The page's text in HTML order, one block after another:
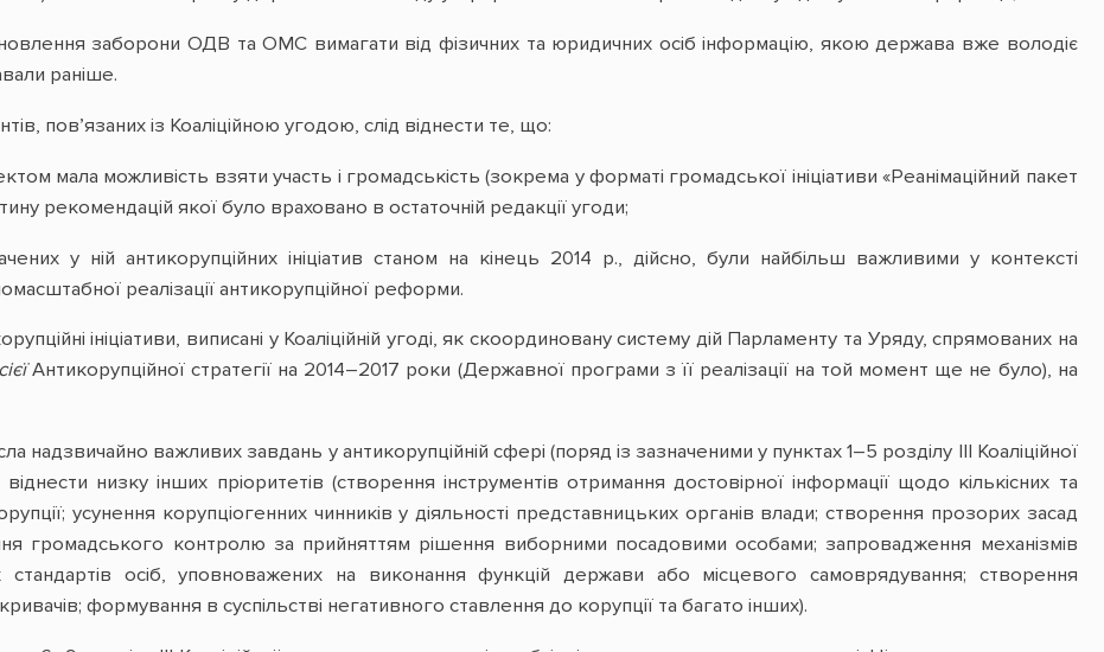
заборони ОДВ та ОМС вимагати від фізичних та юридичних осіб інформацію, якою держава вже володіє
раніше.
пов’язаних із Коаліційною угодою, слід віднести те, що:
мала можливість взяти участь і громадськість (зокрема у форматі громадської ініціативи «Реанімаційний пакет
рекомендацій якої було враховано в остаточній редакції угоди;
у ній антикорупційних ініціатив станом на кінець 2014 р., дійсно, були найбільш важливими у контексті
реалізації антикорупційної реформи.
ініціативи, виписані у Коаліційній угоді, як скоординовану систему дій Парламенту та Уряду, спрямованих на
Антикорупційної стратегії на 2014–2017 роки (Державної програми з її реалізації на той момент ще не було), на
надзвичайно важливих завдань у антикорупційній сфері (поряд із зазначеними у пунктах 1–5 розділу ІІІ Коаліційної
низку інших пріоритетів (створення інструментів отримання достовірної інформації щодо кількісних та
усунення корупціогенних чинників у діяльності представницьких органів влади; створення прозорих засад
громадського контролю за прийняттям рішення виборними посадовими особами; запровадження механізмів
стандартів осіб, уповноважених на виконання функцій держави або місцевого самоврядування; створення
формування в суспільстві негативного ставлення до корупції та багато інших).